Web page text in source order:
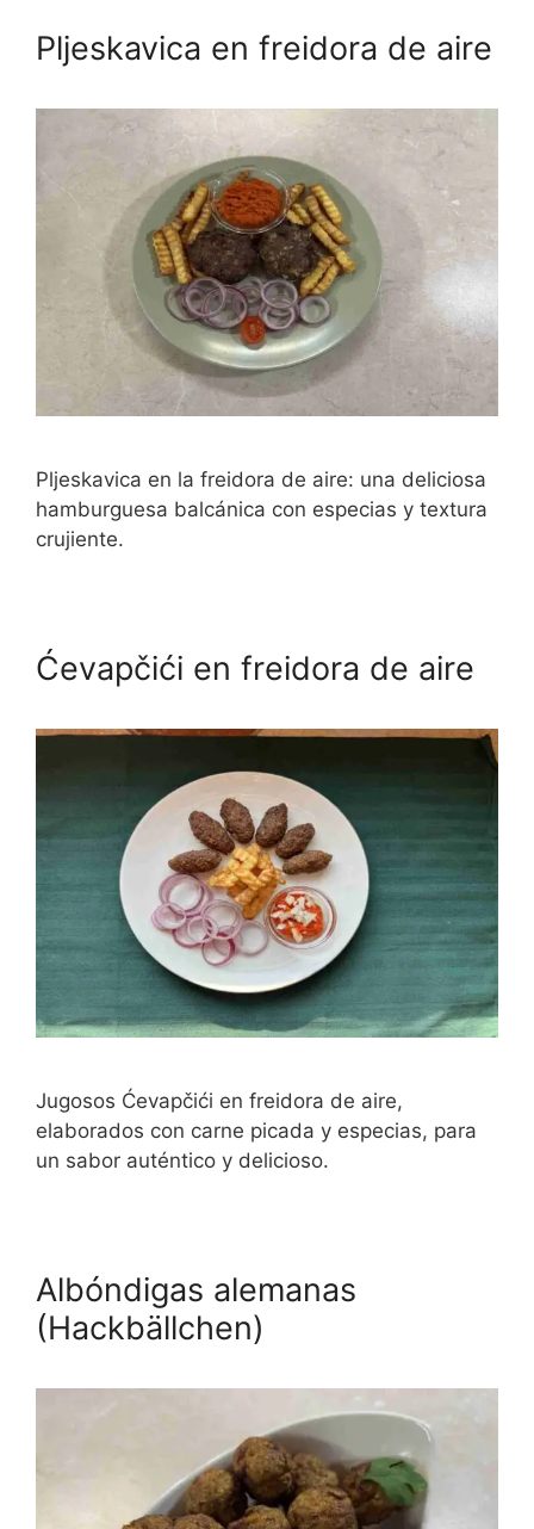
Pljeskavica en freidora de aire
Pljeskavica en la freidora de aire: una deliciosa
hamburguesa balcánica con especias y textura
crujiente.
Ćevapčići en freidora de aire
Jugosos Ćevapčići en freidora de aire,
elaborados con carne picada y especias, para
un sabor auténtico y delicioso.
Albóndigas alemanas
(Hackbällchen)